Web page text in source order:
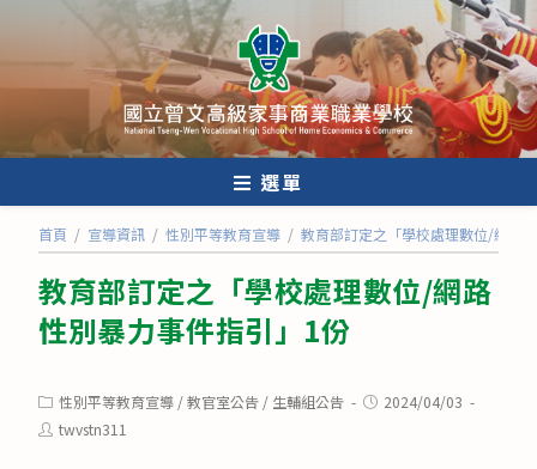
內
選單
首頁 / 宣導資訊 / 性別平等教育宣導 / 教育部訂定之「學校處理數位/網路
教育部訂定之「學校處理數位/網路
性別暴力事件指引」1份
Post
category:
性別平等教育宣導 /教官室公告 / 生輔組公告
Post2024/04/03
Posttwvstn311